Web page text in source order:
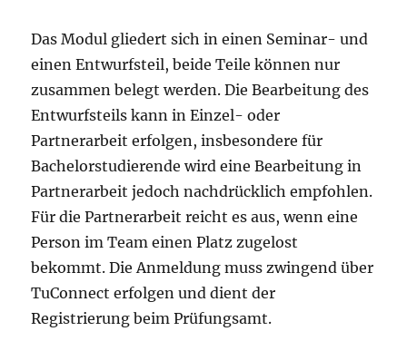
Das Modul gliedert sich in einen Seminar- und
einen Entwurfsteil, beide Teile können nur
zusammen belegt werden. Die Bearbeitung des
Entwurfsteils kann in Einzel- oder
Partnerarbeit erfolgen, insbesondere für
Bachelorstudierende wird eine Bearbeitung in
Partnerarbeit jedoch nachdrücklich empfohlen.
Für die Partnerarbeit reicht es aus, wenn eine
Person im Team einen Platz zugelost
bekommt. Die Anmeldung muss zwingend über
TuConnect erfolgen und dient der
Registrierung beim Prüfungsamt.